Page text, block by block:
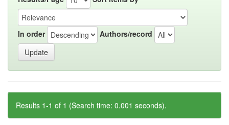
In order Authors/record
Results 1-1 of 1 (Search time: 0.001 seconds).